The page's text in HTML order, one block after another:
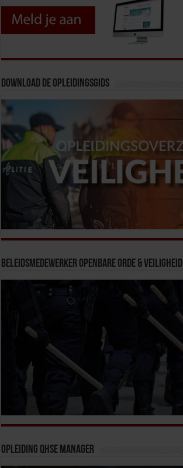
Download de opleidingsgids
Beleidsmedewerker Openbare Orde & Veiligheid
Opleiding QHSE Manager